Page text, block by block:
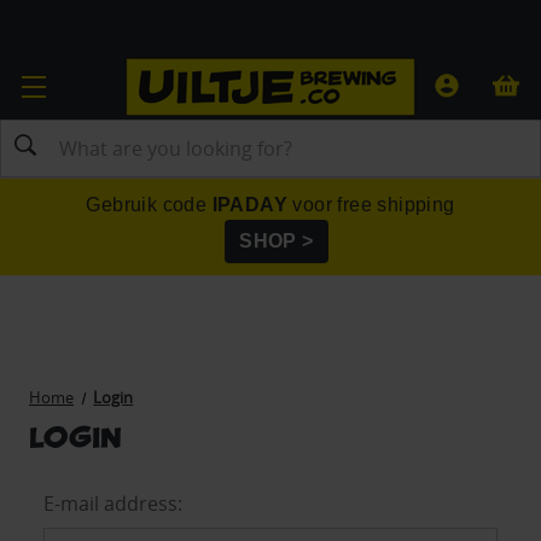
Search
Gebruik code IPADAY voor free shipping
SHOP >
Home Login
Login
E-mail address: